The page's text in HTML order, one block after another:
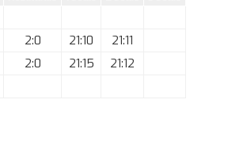
2:0 21:10
21:11
2:0 21:15
21:12